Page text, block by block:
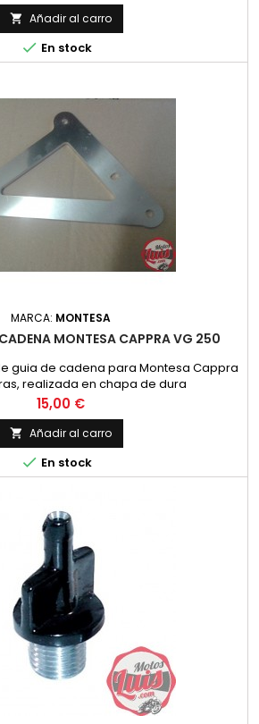
 Añadir al carro
 En stock
MARCA: MONTESA
MONTESA CAPPRA VG 250
guia de cadena para Montesa Cappra
realizada en chapa de dura
Precio
15,00 €
 Añadir al carro
 En stock